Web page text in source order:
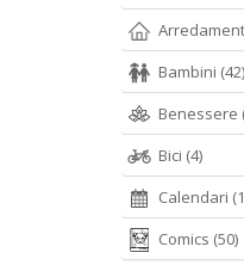
Digitale
3.50 €
Bambini (42)
Benessere
Bici (4)
Calendari
Comics (50)